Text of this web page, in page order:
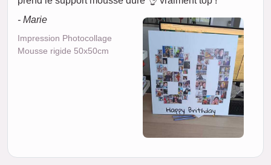
- Marie
Impression Photocollage
Mousse rigide 50x50cm